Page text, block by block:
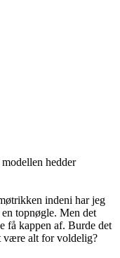
hedder
indeni har jeg
topnøgle. Men det
få kappen af. Burde det
være alt for voldelig?